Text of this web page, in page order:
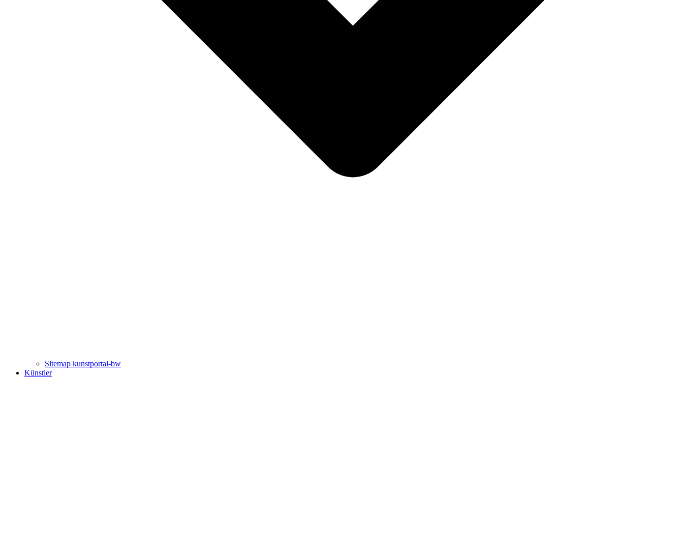
Sitemap kunstportal-bw
Künstler